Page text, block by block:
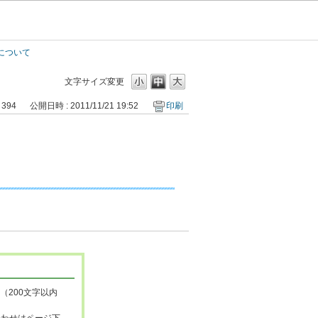
ついて
文字サイズ変更
394 公開日時 : 2011/11/21 19:52 印刷
200文字以内